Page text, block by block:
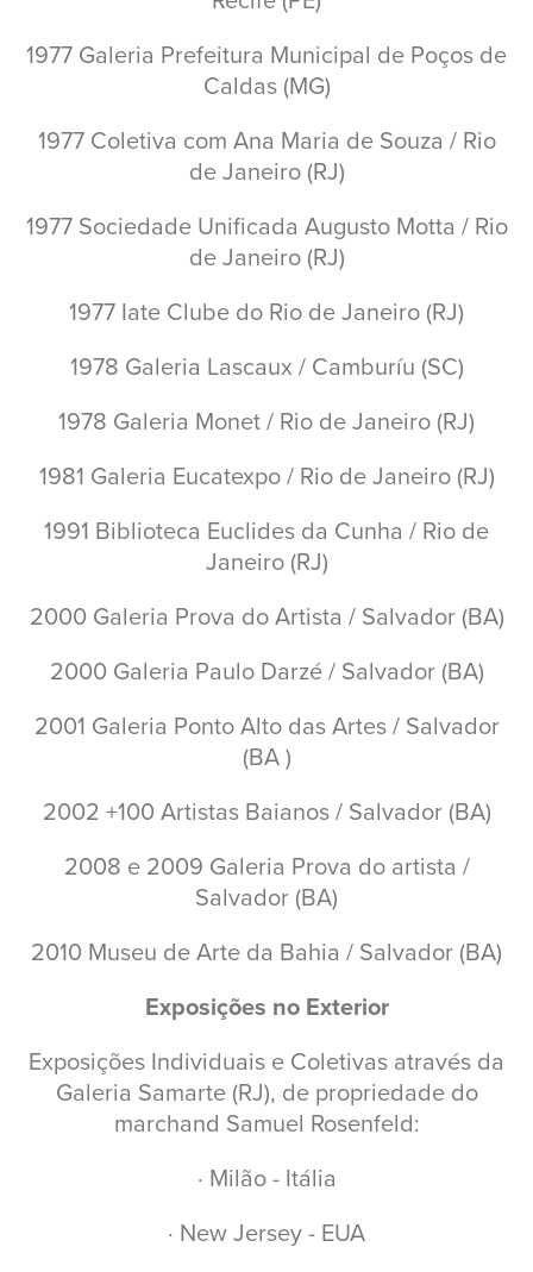
1977 Galeria Prefeitura Municipal de Poços de
Caldas (MG)
1977 Coletiva com Ana Maria de Souza / Rio
de Janeiro (RJ)
1977 Sociedade Unificada Augusto Motta / Rio
de Janeiro (RJ)
1977 Iate Clube do Rio de Janeiro (RJ)
1978 Galeria Lascaux / Camburíu (SC)
1978 Galeria Monet / Rio de Janeiro (RJ)
1981 Galeria Eucatexpo / Rio de Janeiro (RJ)
1991 Biblioteca Euclides da Cunha / Rio de
Janeiro (RJ)
2000 Galeria Prova do Artista / Salvador (BA)
2000 Galeria Paulo Darzé / Salvador (BA)
2001 Galeria Ponto Alto das Artes / Salvador
(BA )
2002 +100 Artistas Baianos / Salvador (BA)
2008 e 2009 Galeria Prova do artista /
Salvador (BA)
2010 Museu de Arte da Bahia / Salvador (BA)
Exposições no Exterior
Exposições Individuais e Coletivas através da
Galeria Samarte (RJ), de propriedade do
marchand Samuel Rosenfeld:
· Milão - Itália
· New Jersey - EUA